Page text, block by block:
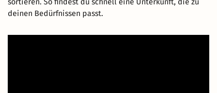
deinen Bedürfnissen passt.